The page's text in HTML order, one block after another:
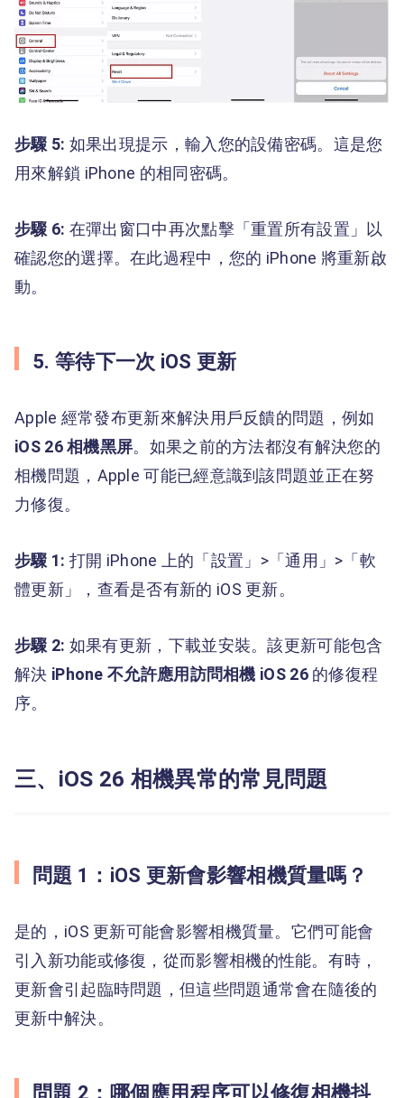
步驟 5: 如果出現提示，輸入您的設備密碼。這是您
用來解鎖 iPhone 的相同密碼。
步驟 6: 在彈出窗口中再次點擊「重置所有設置」以
確認您的選擇。在此過程中，您的 iPhone 將重新啟
動。
5. 等待下一次 iOS 更新
Apple 經常發布更新來解決用戶反饋的問題，例如
iOS 26 相機黑屏。如果之前的方法都沒有解決您的
相機問題，Apple 可能已經意識到該問題並正在努
力修復。
步驟 1: 打開 iPhone 上的「設置」>「通用」>「軟
體更新」，查看是否有新的 iOS 更新。
步驟 2: 如果有更新，下載並安裝。該更新可能包含
解決 iPhone 不允許應用訪問相機 iOS 26的修復程
序。
三、iOS 26 相機異常的常見問題
問題 1：iOS 更新會影響相機質量嗎？
是的，iOS 更新可能會影響相機質量。它們可能會
引入新功能或修復，從而影響相機的性能。有時，
更新會引起臨時問題，但這些問題通常會在隨後的
更新中解決。
問題 2：哪個應用程序可以修復相機抖